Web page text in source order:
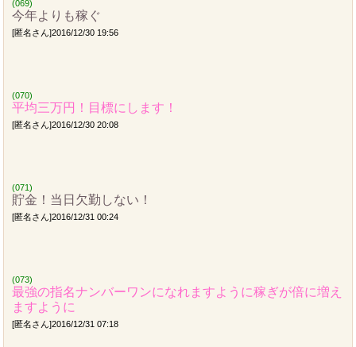
(069)
今年よりも稼ぐ
[匿名さん]2016/12/30 19:56
(070)
平均三万円！目標にします！
[匿名さん]2016/12/30 20:08
(071)
貯金！当日欠勤しない！
[匿名さん]2016/12/31 00:24
(073)
最強の指名ナンバーワンになれますように稼ぎが倍に増え
ますように
[匿名さん]2016/12/31 07:18